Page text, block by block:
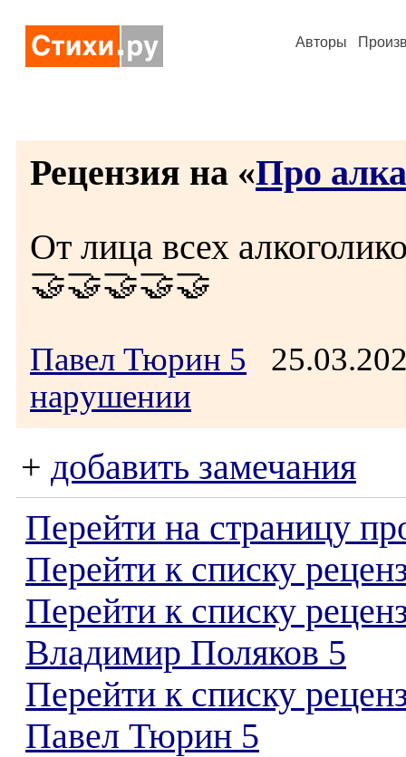
Авторы
Рецензия на «Про
От лица всех
🤝🤝🤝🤝🤝
Павел Тюрин 5
нарушении
+ добавить замечания
Перейти на страницу
Перейти к списку
Перейти к списку
Владимир Поляков 5
Перейти к списку
Павел Тюрин 5